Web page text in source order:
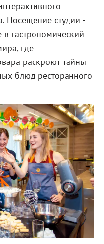
Посещение студии -
в гастрономический
где
раскроют тайны
блюд ресторанного